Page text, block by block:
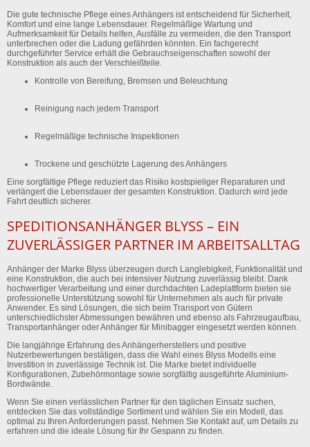
Die gute technische Pflege eines Anhängers ist entscheidend für Sicherheit,
Komfort und eine lange Lebensdauer. Regelmäßige Wartung und
Aufmerksamkeit für Details helfen, Ausfälle zu vermeiden, die den Transport
unterbrechen oder die Ladung gefährden könnten. Ein fachgerecht
durchgeführter Service erhält die Gebrauchseigenschaften sowohl der
Konstruktion als auch der Verschleißteile.
Kontrolle von Bereifung, Bremsen und Beleuchtung
Reinigung nach jedem Transport
Regelmäßige technische Inspektionen
Trockene und geschützte Lagerung des Anhängers
Eine sorgfältige Pflege reduziert das Risiko kostspieliger Reparaturen und
verlängert die Lebensdauer der gesamten Konstruktion. Dadurch wird jede
Fahrt deutlich sicherer.
SPEDITIONSANHÄNGER BLYSS – EIN
ZUVERLÄSSIGER PARTNER IM ARBEITSALLTAG
Anhänger der Marke Blyss überzeugen durch Langlebigkeit, Funktionalität und
eine Konstruktion, die auch bei intensiver Nutzung zuverlässig bleibt. Dank
hochwertiger Verarbeitung und einer durchdachten Ladeplattform bieten sie
professionelle Unterstützung sowohl für Unternehmen als auch für private
Anwender. Es sind Lösungen, die sich beim Transport von Gütern
unterschiedlichster Abmessungen bewähren und ebenso als Fahrzeugaufbau,
Transportanhänger oder Anhänger für Minibagger eingesetzt werden können.
Die langjährige Erfahrung des Anhängerherstellers und positive
Nutzerbewertungen bestätigen, dass die Wahl eines Blyss Modells eine
Investition in zuverlässige Technik ist. Die Marke bietet individuelle
Konfigurationen, Zubehörmontage sowie sorgfältig ausgeführte Aluminium-
Bordwände.
Wenn Sie einen verlässlichen Partner für den täglichen Einsatz suchen,
entdecken Sie das vollständige Sortiment und wählen Sie ein Modell, das
optimal zu Ihren Anforderungen passt. Nehmen Sie Kontakt auf, um Details zu
erfahren und die ideale Lösung für Ihr Gespann zu finden.